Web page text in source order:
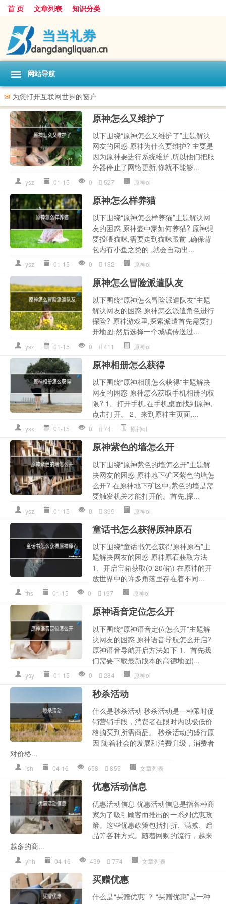
首 页 文章列表 知识分类
网站导航
✉ 为您打开互联网世界的窗户
原神怎么又维护了
以下围绕“原神怎么又维护了”主题解决
网友的困惑 原神为什么要维护? 主要是
因为原神要进行系统维护,所以他们把服
务器停止了网络更新,你就不能够...
ysz 01-15 0 527 原神ol
原神怎么样养猫
以下围绕“原神怎么样养猫”主题解决网
友的困惑 原神壶中家如何养猫? 原神想
要投喂猫咪,需要走到猫咪跟前 ,确保背
包内有小鱼之类的 ,就会自动出...
ysz 01-15 0 182 原神ol
原神怎么冒险派遣队友
以下围绕“原神怎么冒险派遣队友”主题
解决网友的困惑 原神怎么派遣角色进行
探险? 原神游戏里,探索派遣首先需要打
开地图,然后选择一个城镇传送过...
ysz 01-15 0 411 原神ol
原神相册怎么获得
以下围绕“原神相册怎么获得”主题解决
网友的困惑 原神怎么获取手机相册的权
限? 1、打开手机,在手机桌面找到原神,
点击打开。 2、来到原神主页面,...
ysx 01-15 0 74 原神ol
原神紫色的墙怎么开
以下围绕“原神紫色的墙怎么开”主题解
决网友的困惑 原神地下矿区紫色的墙怎
么开? 在原神地下矿区中,紫色的墙是需
要触发机关才能打开的。首先,探...
ysz 01-15 0 399 原神ol
童话书怎么获得原神原石
以下围绕“童话书怎么获得原神原石”主
题解决网友的困惑 原神原石获取方法
1、开启宝箱获取(0-20/箱) 在原神的开
放世界中的许多角落里存在着不同...
ths 01-15 0 197 原神ol
原神语音定位怎么开
以下围绕“原神语音定位怎么开”主题解
决网友的困惑 原神语音导航怎么开启?
原神语音导航开启方法如下 1、首先我
们需要下载最新版本的高德地图(...
ysy 01-15 0 284 原神ol
秒杀活动
什么是秒杀活动 秒杀活动是一种限时促
销营销手段，消费者在限时内以极低价
格购买到所需商品。 秒杀活动的盛行原
因 随着社会的发展和消费升级，消费者
对价格...
lsh 04-16 658 855 文章列表
优惠活动信息
优惠活动信息 优惠活动信息是指各种商
家为了吸引顾客而推出的一系列优惠政
策。这些优惠政策包括打折、满减、赠
品等各种方式。随着网购的流行，越来
越多的商...
yhh 04-16 439 774 文章列表
买赠优惠
什么是“买赠优惠”？ “买赠优惠”是一种